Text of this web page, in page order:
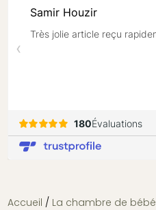
Accueil / La chambre de bébé